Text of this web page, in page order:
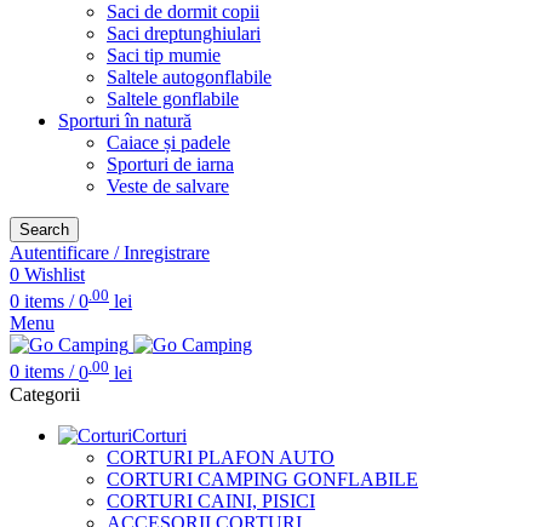
Saci de dormit copii
Saci dreptunghiulari
Saci tip mumie
Saltele autogonflabile
Saltele gonflabile
Sporturi în natură
Caiace și padele
Sporturi de iarna
Veste de salvare
Search
Autentificare / Inregistrare
0 Wishlist
0 items / 0.00 lei
Menu
0 items / 0 .00 lei
Categorii
Corturi
CORTURI PLAFON AUTO
CORTURI CAMPING GONFLABILE
CORTURI CAINI, PISICI
ACCESORII CORTURI